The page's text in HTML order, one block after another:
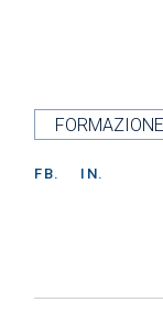
FORMAZIONE
FB. IN.